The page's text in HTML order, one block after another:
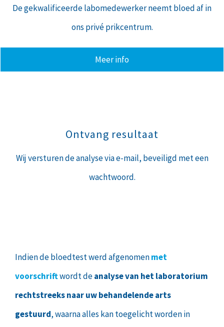
De gekwalificeerde labomedewerker neemt bloed af in
ons privé prikcentrum.
Meer info
Ontvang resultaat
Wij versturen de analyse via e-mail, beveiligd met een
wachtwoord.
Indien de bloedtest werd afgenomenmet
voorschriftwordt deanalyse van het laboratorium
rechtstreeks naar uw behandelende arts
gestuurd, waarna alles kan toegelicht worden in